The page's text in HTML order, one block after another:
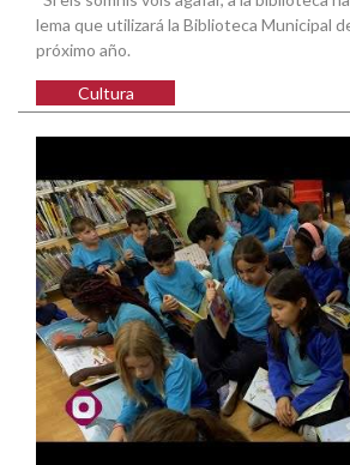
lema que utilizará la Biblioteca Municipal
próximo año.
Cultura